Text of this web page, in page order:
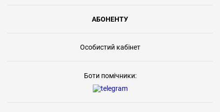
АБОНЕНТУ
Особистий кабінет
Боти помічники: